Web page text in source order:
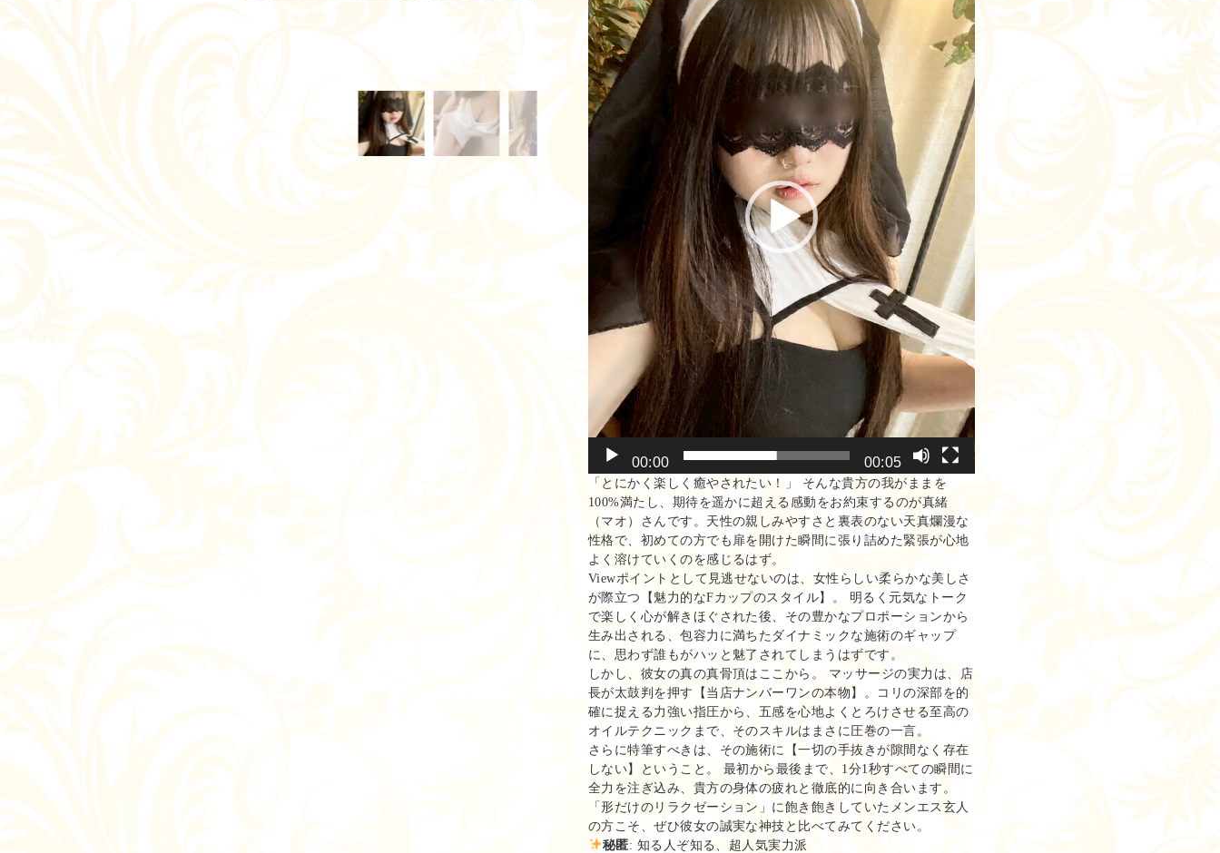
プ
レ
ー
ヤ
ー
00:00 00:05
「とにかく楽しく癒やされたい！」 そんな貴方の我がままを
100%満たし、期待を遥かに超える感動をお約束するのが真緒
（マオ）さんです。天性の親しみやすさと裏表のない天真爛漫な
性格で、初めての方でも扉を開けた瞬間に張り詰めた緊張が心地
よく溶けていくのを感じるはず。
Viewポイントとして見逃せないのは、女性らしい柔らかな美しさ
が際立つ【魅力的なFカップのスタイル】。 明るく元気なトーク
で楽しく心が解きほぐされた後、その豊かなプロポーションから
生み出される、包容力に満ちたダイナミックな施術のギャップ
に、思わず誰もがハッと魅了されてしまうはずです。
しかし、彼女の真の真骨頂はここから。 マッサージの実力は、店
長が太鼓判を押す【当店ナンバーワンの本物】。コリの深部を的
確に捉える力強い指圧から、五感を心地よくとろけさせる至高の
オイルテクニックまで、そのスキルはまさに圧巻の一言。
さらに特筆すべきは、その施術に【一切の手抜きが隙間なく存在
しない】ということ。 最初から最後まで、1分1秒すべての瞬間に
全力を注ぎ込み、貴方の身体の疲れと徹底的に向き合います。
「形だけのリラクゼーション」に飽き飽きしていたメンエス玄人
の方こそ、ぜひ彼女の誠実な神技と比べてみてください。
秘匿: 知る人ぞ知る、超人気実力派